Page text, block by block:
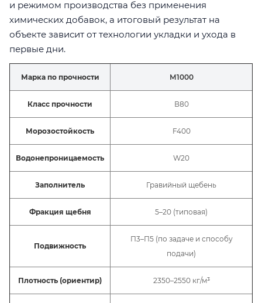
и режимом производства без применения
химических добавок, а итоговый результат на
объекте зависит от технологии укладки и ухода в
первые дни.
Марка по прочности М1000
Класс прочности В80
Морозостойкость F400
Водонепроницаемость W20
Заполнитель Гравийный щебень
Фракция щебня 5–20 (типовая)
Подвижность
П3–П5 (по задаче и способу
подачи)
Плотность (ориентир) 2350–2550 кг/м³